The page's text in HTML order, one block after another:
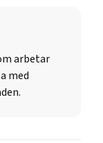
arbetar
med